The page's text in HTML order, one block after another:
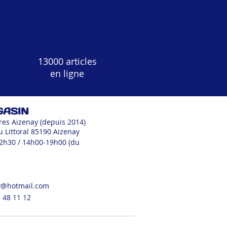
13000 articles
en ligne
Aizenay (depuis 2014)
Littoral 85190 Aizenay
/ 14h00-19h00 (du
48 11 12